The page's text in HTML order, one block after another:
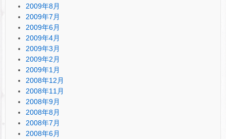
2009年8月
2009年7月
2009年6月
2009年4月
2009年3月
2009年2月
2009年1月
2008年12月
2008年11月
2008年9月
2008年8月
2008年7月
2008年6月